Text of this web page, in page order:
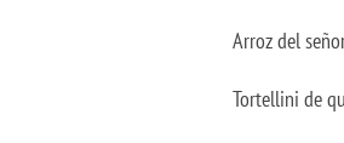
Arroz del
Tortellini de